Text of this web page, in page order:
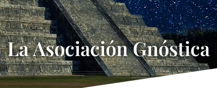
La Asociación Gnóstica